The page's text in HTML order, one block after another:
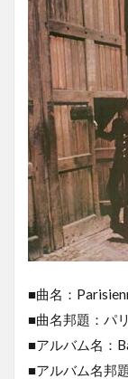
■曲名：
■曲名邦題：パ
■アルバム名：
■アルバム名邦